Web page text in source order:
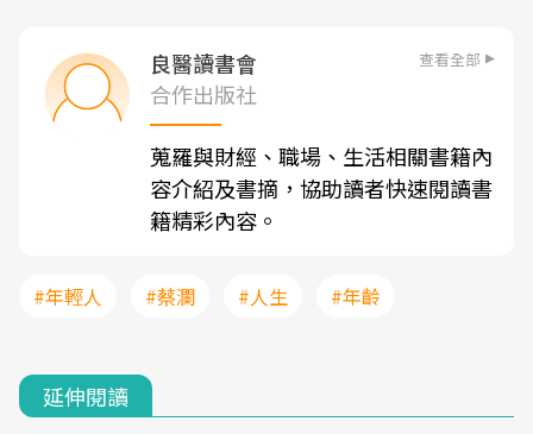
良醫讀書會 查看全部
合作出版社
蒐羅與財經、職場、生活相關書籍內
容介紹及書摘，協助讀者快速閱讀書
籍精彩內容。
#年輕人 #蔡瀾 #人生 #年齡
延伸閱讀